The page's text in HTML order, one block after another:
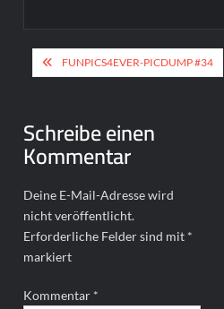
Beitragsnavigation
FUNPICS4EVER-PICDUMP #34
Schreibe einen
Kommentar
Deine E-Mail-Adresse wird
nicht veröffentlicht.
Erforderliche Felder sind mit *
markiert
Kommentar *